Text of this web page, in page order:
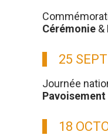
Cérémonie &
25
Journée
Pavoisement
18